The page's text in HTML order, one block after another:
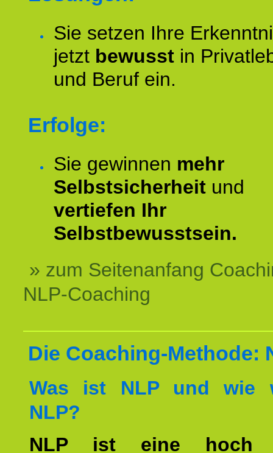
Sie setzen Ihre
jetzt bewusst in
und Beruf ein.
Erfolge:
Sie gewinnen mehr
Selbstsicherheit und
vertiefen Ihr
Selbstbewusstsein.
» zum Seitenanfang
NLP-Coaching
Die Coaching-Methode:
Was ist NLP und wie
NLP?
NLP ist eine hoch